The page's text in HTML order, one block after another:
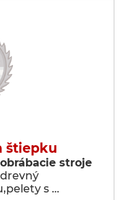
štiepku
stroje
s …